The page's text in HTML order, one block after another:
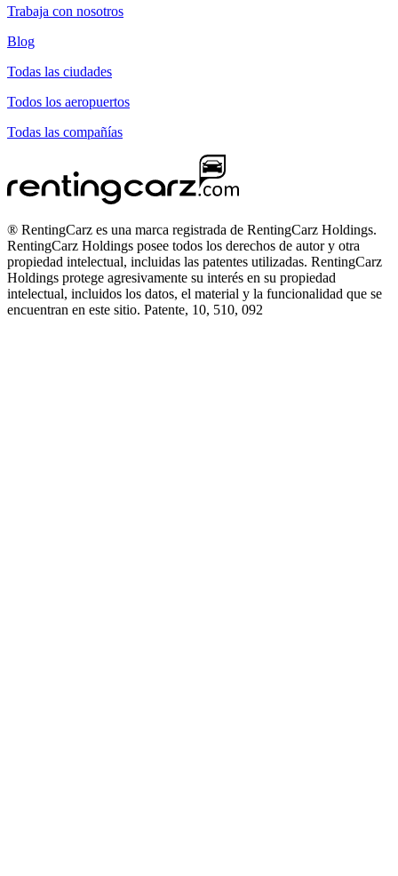
Trabaja con nosotros
Blog
Todas las ciudades
Todos los aeropuertos
Todas las compañías
® RentingCarz es una marca registrada de RentingCarz Holdings.
RentingCarz Holdings posee todos los derechos de autor y otra
propiedad intelectual, incluidas las patentes utilizadas. RentingCarz
Holdings protege agresivamente su interés en su propiedad
intelectual, incluidos los datos, el material y la funcionalidad que se
encuentran en este sitio. Patente, 10, 510, 092